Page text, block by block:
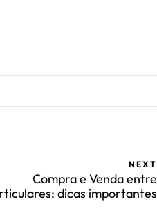
NEXT
Compra e Venda entre
dicas importantes